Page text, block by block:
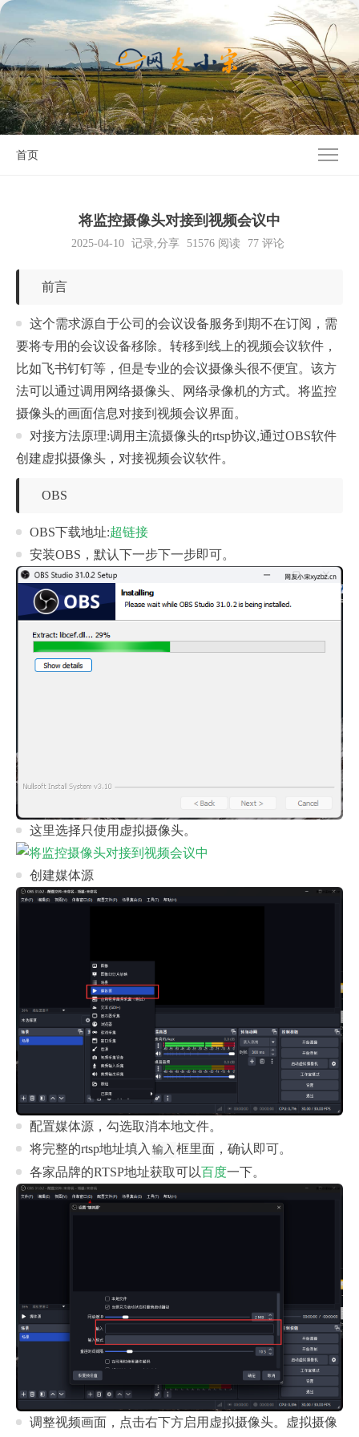
首页
将监控摄像头对接到视频会议中
2025-04-10 记录,分享 51576阅读 77 评论
前言
这个需求源自于公司的会议设备服务到期不在订阅，需
要将专用的会议设备移除。转移到线上的视频会议软件，
比如飞书钉钉等，但是专业的会议摄像头很不便宜。该方
法可以通过调用网络摄像头、网络录像机的方式。将监控
摄像头的画面信息对接到视频会议界面。
对接方法原理:调用主流摄像头的rtsp协议,通过OBS软件
创建虚拟摄像头，对接视频会议软件。
OBS
OBS下载地址:超链接
安装OBS，默认下一步下一步即可。
这里选择只使用虚拟摄像头。
创建媒体源
配置媒体源，勾选取消本地文件。
将完整的rtsp地址填入 输入 框里面，确认即可。
各家品牌的RTSP地址获取可以百度一下。
调整视频画面，点击右下方启用虚拟摄像头。虚拟摄像